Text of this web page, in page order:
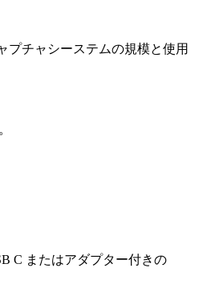
プチャシーステムの規模と使用
C またはアダプター付きの